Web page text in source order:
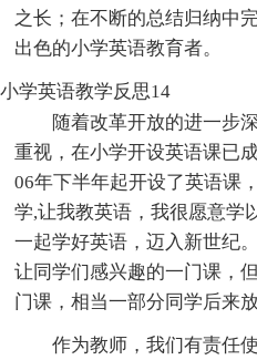
之长；在不断的总结归纳中
出色的小学英语教育者。
小学英语教学反思14
随着改革开放的进一步
重视，在小学开设英语课已
06年下半年起开设了英语课
学,让我教英语，我很愿意学
一起学好英语，迈入新世纪
让同学们感兴趣的一门课，
门课，相当一部分同学后来
作为教师，我们有责任